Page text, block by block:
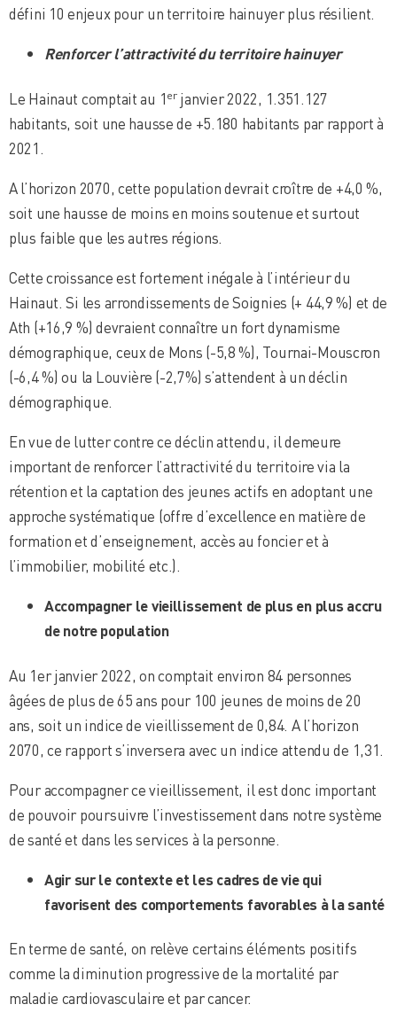
défini 10 enjeux pour un territoire hainuyer plus résilient.
Renforcer l’attractivité du territoire hainuyer
Le Hainaut comptait au 1erjanvier 2022, 1.351.127
habitants, soit une hausse de +5.180 habitants par rapport à
2021.
A l’horizon 2070, cette population devrait croître de +4,0 %,
soit une hausse de moins en moins soutenue et surtout
plus faible que les autres régions.
Cette croissance est fortement inégale à l’intérieur du
Hainaut. Si les arrondissements de Soignies (+ 44,9 %) et de
Ath (+16,9 %) devraient connaître un fort dynamisme
démographique, ceux de Mons (-5,8 %), Tournai-Mouscron
(-6,4 %) ou la Louvière (-2,7%) s’attendent à un déclin
démographique.
En vue de lutter contre ce déclin attendu, il demeure
important de renforcer l’attractivité du territoire via la
rétention et la captation des jeunes actifs en adoptant une
approche systématique (offre d’excellence en matière de
formation et d’enseignement, accès au foncier et à
l’immobilier, mobilité etc.).
Accompagner le vieillissement de plus en plus accru
de notre population
Au 1er janvier 2022, on comptait environ 84 personnes
âgées de plus de 65 ans pour 100 jeunes de moins de 20
ans, soit un indice de vieillissement de 0,84. A l’horizon
2070, ce rapport s’inversera avec un indice attendu de 1,31.
Pour accompagner ce vieillissement, il est donc important
de pouvoir poursuivre l’investissement dans notre système
de santé et dans les services à la personne.
Agir sur le contexte et les cadres de vie qui
favorisent des comportements favorables à la santé
En terme de santé, on relève certains éléments positifs
comme la diminution progressive de la mortalité par
maladie cardiovasculaire et par cancer.